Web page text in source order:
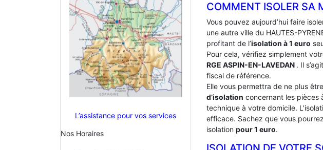
L’assistance pour vos services
Nos Horaires
COMMENT ISOLER SA
Vous pouvez aujourd’hui faire
une autre ville du HAUTES-
profitant de l’isolation à 1 euro
Pour cela, vérifiez simplement
RGE ASPIN-EN-LAVEDAN . Il
fiscal de référence.
Elle vous permettra de ne plus
d’isolation concernant les pièces
technique à votre domicile.
efficace. Sachez que vous
isolation pour 1 euro.